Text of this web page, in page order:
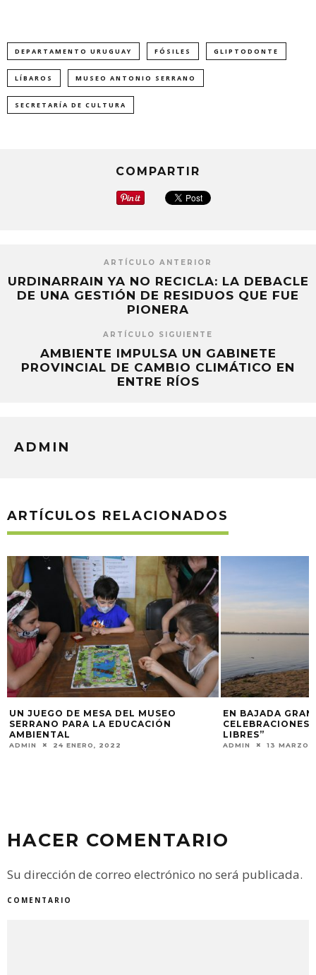
abre
en
una
ventana
nueva)
abre
en
una
ventana
nueva)
abre
en
una
ventana
nueva)
DEPARTAMENTO URUGUAY FÓSILES GLIPTODONTE
LÍBAROS MUSEO ANTONIO SERRANO
SECRETARÍA DE CULTURA
COMPARTIR
ARTÍCULO ANTERIOR
URDINARRAIN YA NO RECICLA: LA DEBACLE
DE UNA GESTIÓN DE RESIDUOS QUE FUE
PIONERA
ARTÍCULO SIGUIENTE
AMBIENTE IMPULSA UN GABINETE
PROVINCIAL DE CAMBIO CLIMÁTICO EN
ENTRE RÍOS
ADMIN
ARTÍCULOS RELACIONADOS
EN BAJADA GRANDE SE INICIAN LAS
CELEBRACIONES POR LOS “RÍOS
LIBRES”
ADMIN 13 MARZO, 2023
AGRÓNOMOS
TÍTERES SOBRE
ADMIN
HACER COMENTARIO
Su dirección de correo electrónico no será publicada.
COMENTARIO